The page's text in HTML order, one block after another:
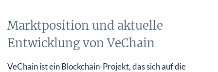
Marktposition und aktuelle
Entwicklung von VeChain
VeChain ist ein Blockchain-Projekt, das sich auf die